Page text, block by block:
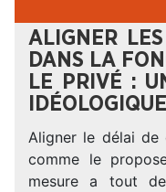
ALIGNER
DANS LA
LE PRIVÉ :
Aligner le délai
comme le
mesure a tout